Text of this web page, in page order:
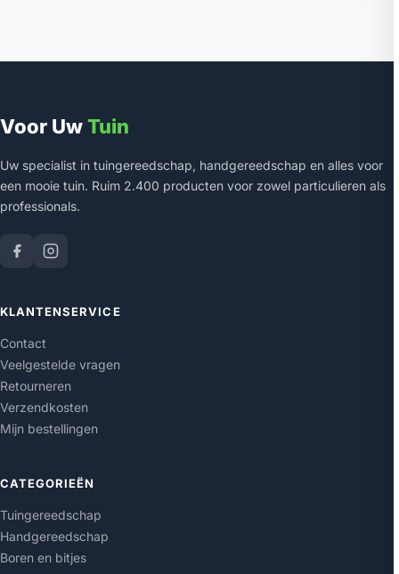
Voor UwTuin
Uw specialist in tuingereedschap, handgereedschap en alles voor
een mooie tuin. Ruim 2.400 producten voor zowel particulieren als
professionals.
KLANTENSERVICE
Contact
Veelgestelde vragen
Retourneren
Verzendkosten
Mijn bestellingen
CATEGORIEËN
Tuingereedschap
Handgereedschap
Boren en bitjes